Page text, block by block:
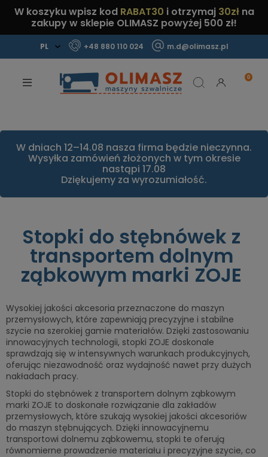
W koszyku wpisz kod RABAT30 i otrzymaj 30złna
zakupy w sklepie OLIMASZ powyżej 500 zł!
+48 880 110 024 m.d@olimasz.pl
Sprawdź!
W dniach 12–14.08 nasza firma będzie nieczynna.
Wysyłka zamówień złożonych w tym okresie
nastąpi 17.08
Dziękujemy za wyrozumiałość.
Stopki do stębnówek z
transportem dolnym
ząbkowym marki ZOJE
Wysokiej jakości akcesoria przeznaczone do maszyn
przemysłowych, które zapewniają precyzyjne i stabilne
szycie na szerokiej gamie materiałów. Dzięki zastosowaniu
innowacyjnych technologii, stopki ZOJE doskonale
sprawdzają się w intensywnych warunkach produkcyjnych,
oferując niezawodność oraz wydajność nawet przy dużych
nakładach pracy.
Stopki do stębnówek z transportem dolnym ząbkowym
marki ZOJE to doskonałe rozwiązanie dla zakładów
przemysłowych, które szukają wysokiej jakości akcesoriów
do maszyn stębnujących. Dzięki innowacyjnemu
transportowi dolnemu ząbkowemu, stopki te oferują
równomierne prowadzenie materiału i precyzyjne szycie, co